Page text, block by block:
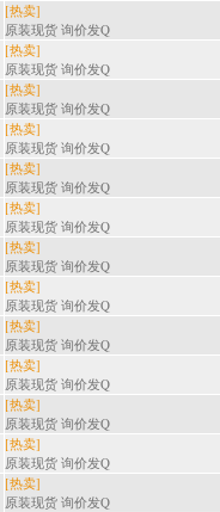
[热卖]
原装现货 询价发Q
[热卖]
原装现货 询价发Q
[热卖]
原装现货 询价发Q
[热卖]
原装现货 询价发Q
[热卖]
原装现货 询价发Q
[热卖]
原装现货 询价发Q
[热卖]
原装现货 询价发Q
[热卖]
原装现货 询价发Q
[热卖]
原装现货 询价发Q
[热卖]
原装现货 询价发Q
[热卖]
原装现货 询价发Q
[热卖]
原装现货 询价发Q
[热卖]
原装现货 询价发Q